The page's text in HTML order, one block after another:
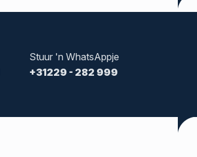
Stuur 'n WhatsAppje
+31229 - 282 999